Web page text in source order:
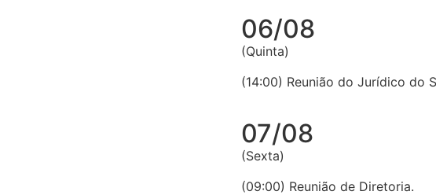
06/08
(Quinta)
(14:00) Reunião do Jurídico do
07/08
(Sexta)
(09:00) Reunião de Diretoria.